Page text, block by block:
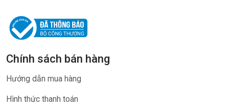
Chính sách bán hàng
Hướng dẫn mua hàng
Hình thức thanh toán